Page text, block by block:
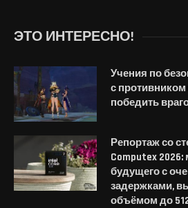
ЭТО ИНТЕРЕСНО!
Учения по
с противником
победить
Репортаж со
Computex 2026:
будущего с
задержками,
объёмом до